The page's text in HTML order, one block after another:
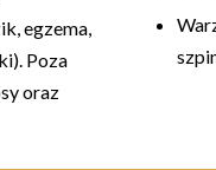
egzema,
Poza
oraz